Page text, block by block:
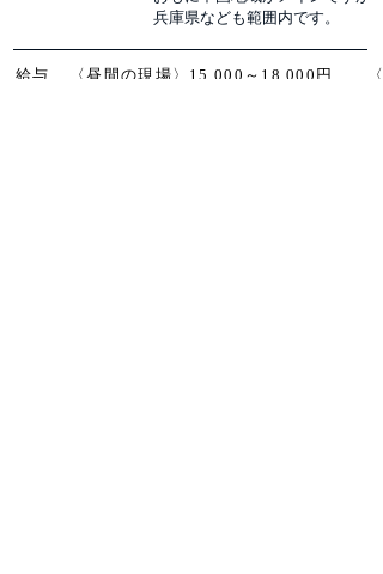
兵庫県なども範囲内です。
給与
〈昼間の現場〉15,000～18,000円 〈